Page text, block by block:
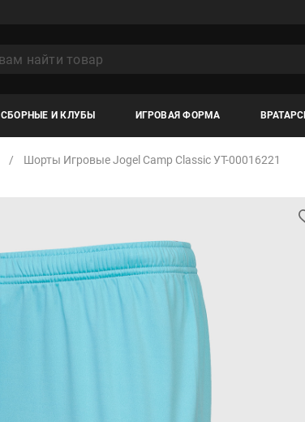
СБОРНЫЕ И КЛУБЫ ИГРОВАЯ ФОРМА
Шорты Игровые Jogel Camp Classic УТ-00016221